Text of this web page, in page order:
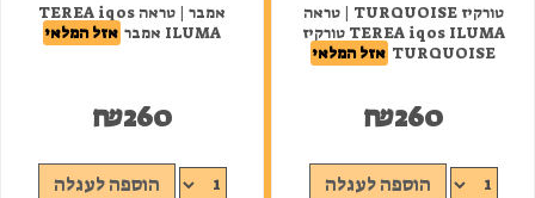
טורקיז TURQUOISE | טראה
TEREA iqos ILUMA טורקיז
TURQUOISE אזל המלאי
₪260
הוספה לעגלה
אמבר | טראה TEREA iqos
ILUMA אמבר
אזל המלאי
₪260
הוספה לעגלה